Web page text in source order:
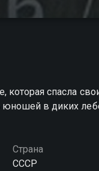
спасла
в диких
Страна
СССР